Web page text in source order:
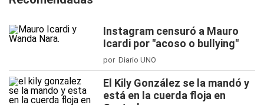
Instagram censuró a Mauro
Icardi por "acoso o bullying"
por Diario UNO
El Kily González se la mandó y
está en la cuerda floja en